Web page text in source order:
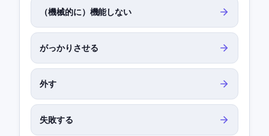
（機械的に）機能しない
がっかりさせる
外す
失敗する